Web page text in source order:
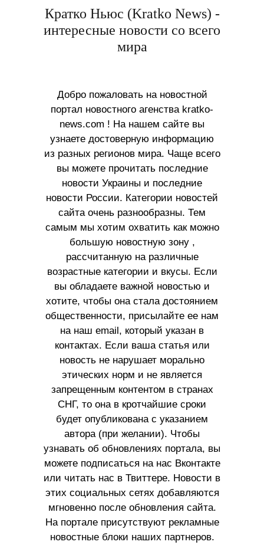
Кратко Ньюс (Kratko News) -
интересные новости со всего
мира
Добро пожаловать на новостной
портал новостного агенства kratko-
news.com ! На нашем сайте вы
узнаете достоверную информацию
из разных регионов мира. Чаще всего
вы можете прочитать последние
новости Украины и последние
новости России. Категории новостей
сайта очень разнообразны. Тем
самым мы хотим охватить как можно
большую новостную зону ,
рассчитанную на различные
возрастные категории и вкусы. Если
вы обладаете важной новостью и
хотите, чтобы она стала достоянием
общественности, присылайте ее нам
на наш email, который указан в
контактах. Если ваша статья или
новость не нарушает морально
этических норм и не является
запрещенным контентом в странах
СНГ, то она в кротчайшие сроки
будет опубликована с указанием
автора (при желании). Чтобы
узнавать об обновлениях портала, вы
можете подписаться на нас Вконтакте
или читать нас в Твиттере. Новости в
этих социальных сетях добавляются
мгновенно после обновления сайта.
На портале присутствуют рекламные
новостные блоки наших партнеров.